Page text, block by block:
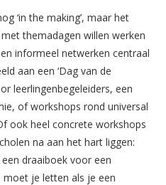
‘in the making’, maar het
themadagen willen werken
informeel netwerken centraal
aan een ‘Dag van de
leerlingenbegeleiders, een
of workshops rond universal
ook heel concrete workshops
na aan het hart liggen:
draaiboek voor een
je letten als je een